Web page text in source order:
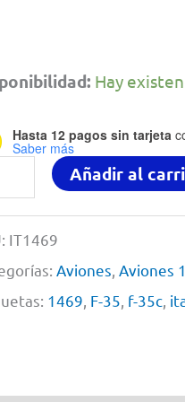
Hay
Hasta 12 pagos sin tarjeta
Saber más
Añadir al
IT1469
Aviones Aviones
1469 F-35 f-35c,